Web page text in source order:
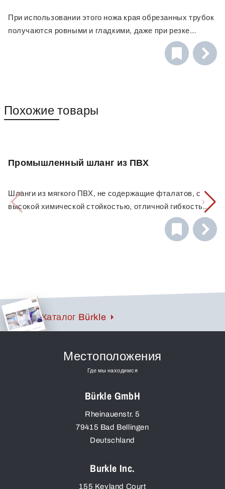
При использовании этого ножа края обрезанных трубок
получаются ровными и гладкими, даже при резке
Похожие товары
Промышленный шланг из ПВХ
Шланги из мягкого ПВХ, не содержащие фталатов, с
высокой химической стойкостью, отличной гибкостью и
неизменной прозрачностью. Промышленные шланги из
ПВХ хорошо зарекомендовали себя в самых разных
Каталог Bürkle
Местоположения
Где мы находимся
Bürkle GmbH
Rheinauenstr. 5
79415 Bad Bellingen
Deutschland
Burkle Inc.
155 Keyland Court